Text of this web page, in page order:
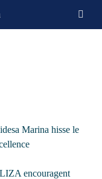
Marina hisse le
encouragent